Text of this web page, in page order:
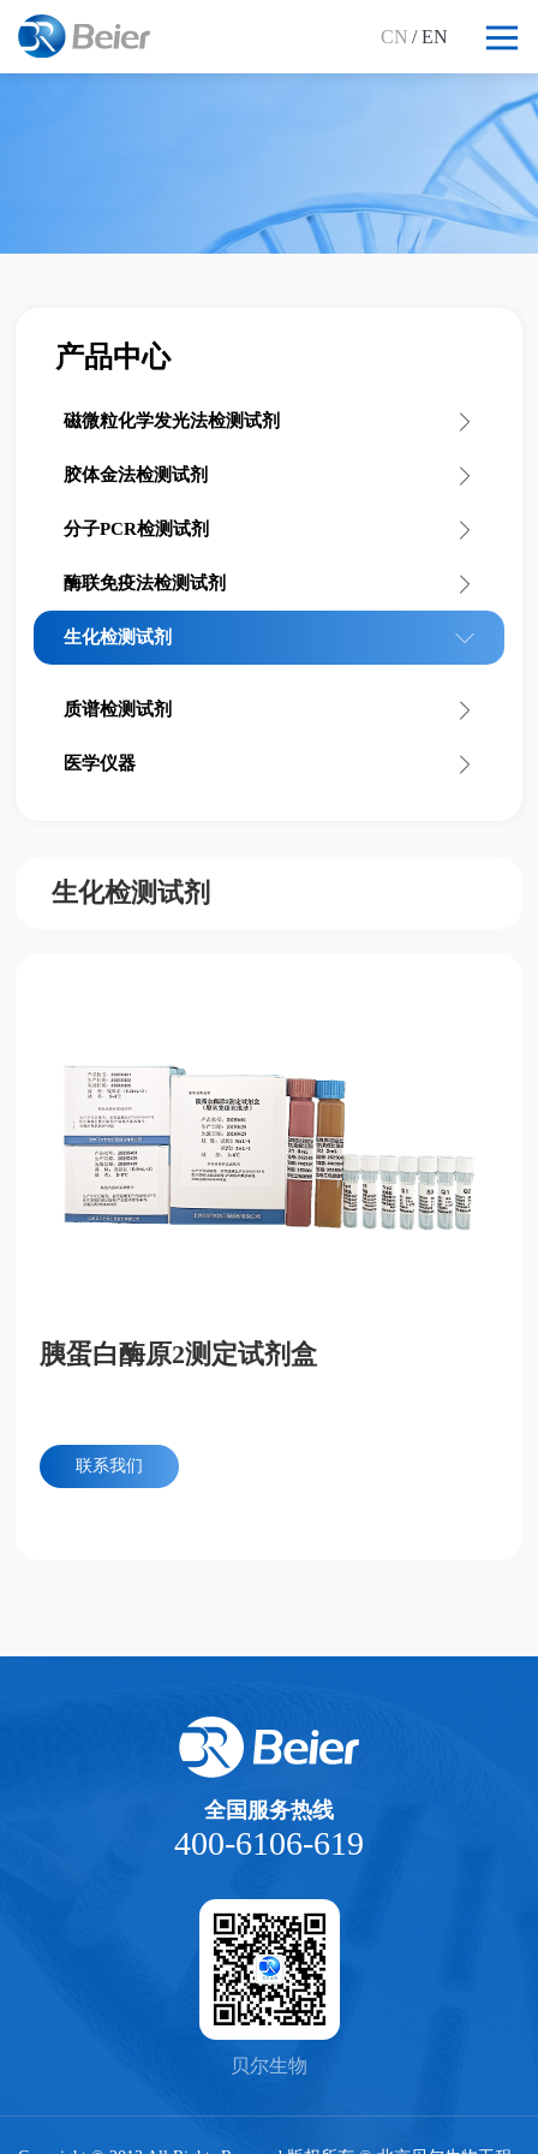
CN / EN
产品中心
磁微粒化学发光法检测试剂
胶体金法检测试剂
分子PCR检测试剂
酶联免疫法检测试剂
生化检测试剂
质谱检测试剂
医学仪器
生化检测试剂
胰蛋白酶原2测定试剂盒
联系我们
全国服务热线
400-6106-619
贝尔生物